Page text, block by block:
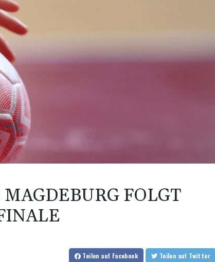
FOLGT
Teilen auf Facebook Teilen auf Twitter